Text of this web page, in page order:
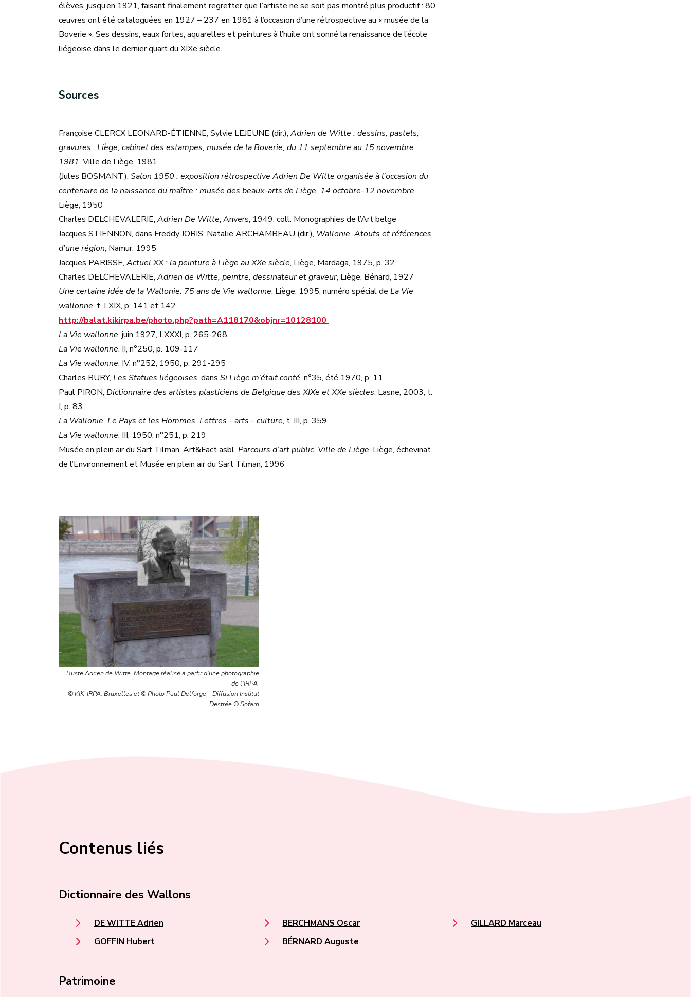
élèves, jusqu’en 1921, faisant finalement regretter que l’artiste ne se soit pas montré plus productif : 80
œuvres ont été cataloguées en 1927 – 237 en 1981 à l’occasion d’une rétrospective au « musée de la
Boverie ». Ses dessins, eaux fortes, aquarelles et peintures à l’huile ont sonné la renaissance de l’école
liégeoise dans le dernier quart du XIXe siècle.
Sources
Françoise CLERCX LEONARD-ÉTIENNE, Sylvie LEJEUNE (dir.), Adrien de Witte : dessins, pastels,
gravures : Liège, cabinet des estampes, musée de la Boverie, du 11 septembre au 15 novembre
1981, Ville de Liège, 1981
(Jules BOSMANT), Salon 1950 : exposition rétrospective Adrien De Witte organisée à l'occasion du
centenaire de la naissance du maître : musée des beaux-arts de Liège, 14 octobre-12 novembre,
Liège, 1950
Charles DELCHEVALERIE, Adrien De Witte, Anvers, 1949, coll. Monographies de l’Art belge
Jacques STIENNON, dans Freddy JORIS, Natalie ARCHAMBEAU (dir.), Wallonie. Atouts et références
d’une région, Namur, 1995
Jacques PARISSE, Actuel XX : la peinture à Liège au XXe siècle, Liège, Mardaga, 1975, p. 32
Charles DELCHEVALERIE, Adrien de Witte, peintre, dessinateur et graveur, Liège, Bénard, 1927
Une certaine idée de la Wallonie. 75 ans de Vie wallonne, Liège, 1995, numéro spécial de La Vie
wallonne, t. LXIX, p. 141 et 142
http://balat.kikirpa.be/photo.php?path=A118170&objnr=10128100
La Vie wallonne, juin 1927, LXXXI, p. 265-268
La Vie wallonne, II, n°250, p. 109-117
La Vie wallonne, IV, n°252, 1950, p. 291-295
Charles BURY, Les Statues liégeoises, dans Si Liège m’était conté, n°35, été 1970, p. 11
Paul PIRON, Dictionnaire des artistes plasticiens de Belgique des XIXe et XXe siècles, Lasne, 2003, t.
I, p. 83
La Wallonie. Le Pays et les Hommes. Lettres - arts - culture, t. III, p. 359
La Vie wallonne, III, 1950, n°251, p. 219
Musée en plein air du Sart Tilman, Art&Fact asbl, Parcours d’art public. Ville de Liège, Liège, échevinat
de l’Environnement et Musée en plein air du Sart Tilman, 1996
Buste Adrien de Witte. Montage réalisé à partir d’une photographie
de l’IRPA
© KIK-IRPA, Bruxelles et © Photo Paul Delforge – Diffusion Institut
Destrée © Sofam
Contenus liés
Dictionnaire des Wallons
DE WITTE Adrien
GOFFIN Hubert
BERCHMANS Oscar
BÉRNARD Auguste
GILLARD Marceau
Patrimoine